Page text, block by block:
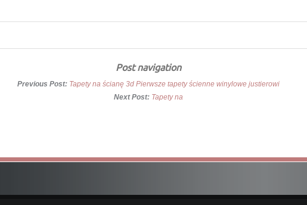
Post navigation
Previous Post: Tapety na ścianę 3d Pierwsze tapety ścienne winylowe justierowi
Next Post: Tapety na